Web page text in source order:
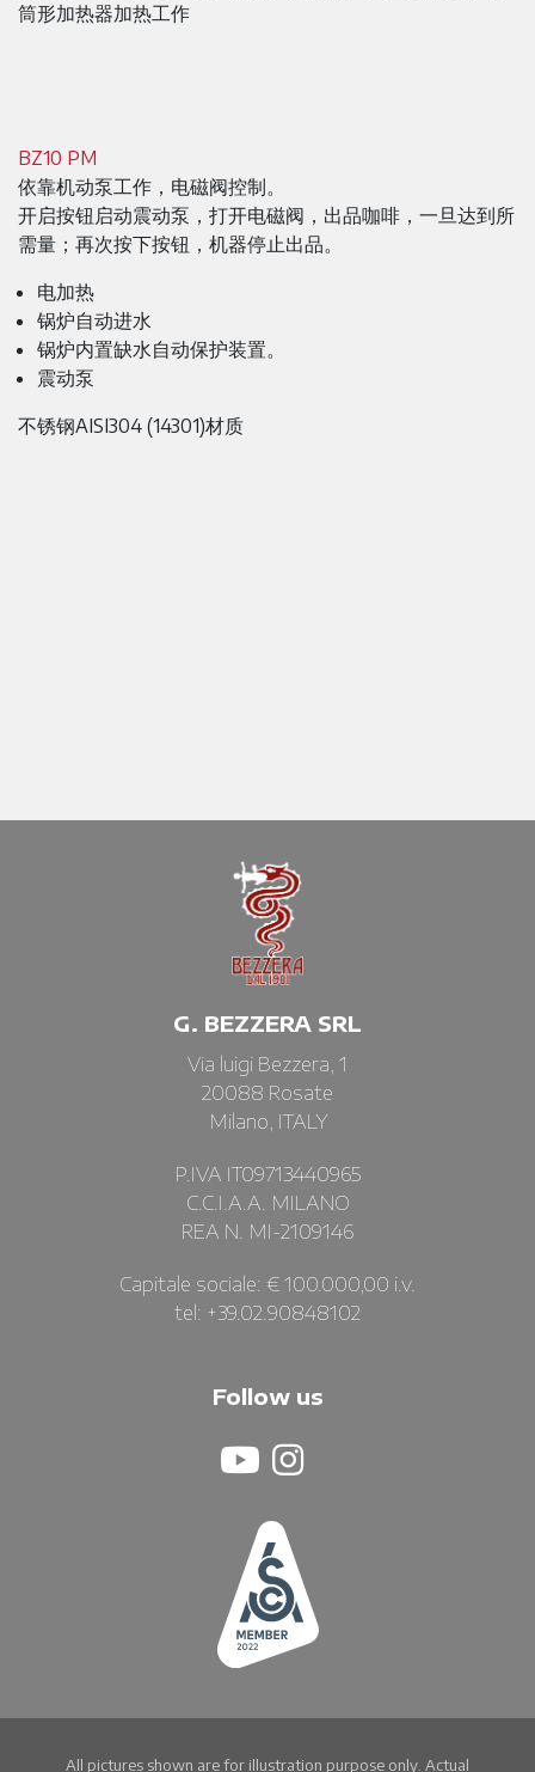
筒形加热器加热工作
BZ10 PM
依靠机动泵工作，电磁阀控制。
开启按钮启动震动泵，打开电磁阀，出品咖啡，一旦达到所
需量；再次按下按钮，机器停止出品。
电加热
锅炉自动进水
锅炉内置缺水自动保护装置。
震动泵
不锈钢AISI304 (14301)材质
G. BEZZERA SRL
Via luigi Bezzera, 1
20088 Rosate
Milano, ITALY
P.IVA IT09713440965
C.C.I.A.A. MILANO
REA N. MI-2109146
Capitale sociale: € 100.000,00 i.v.
tel: +39.02.90848102
Follow us
All pictures shown are for illustration purpose only. Actual